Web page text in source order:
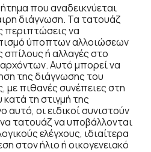
που αναδεικνύεται
διάγνωση. Τα τατουάζ
περιπτώσεις να
ύποπτων αλλοιώσεων
ή αλλαγές στο
Αυτό μπορεί να
της διάγνωσης του
με πιθανές συνέπειες στη
τη στιγμή της
αυτό, οι ειδικοί συνιστούν
τατουάζ να υποβάλλονται
ελέγχους, ιδιαίτερα
στον ήλιο ή οικογενειακό